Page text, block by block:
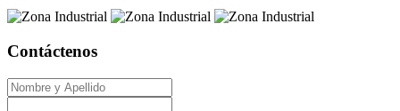
Contáctenos